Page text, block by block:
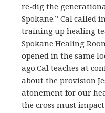
re-dig the
Spokane.” Cal called
training up healing
Spokane Healing
opened in the same
ago.Cal teaches at
about the provision
atonement for our
the cross must